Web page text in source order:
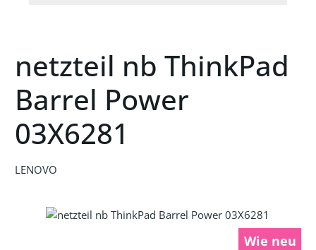
netzteil nb ThinkPad
Barrel Power
03X6281
LENOVO
Bildergalerie überspringen
Wie neu